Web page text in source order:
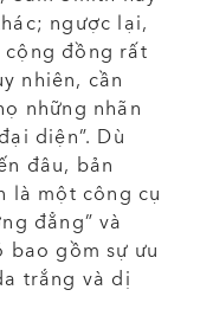
ngược lại,
cộng đồng rất
nhiên, cần
những nhãn
diện”. Dù
đâu, bản
là một công cụ
đẳng” và
gồm sự ưu
trắng và dị